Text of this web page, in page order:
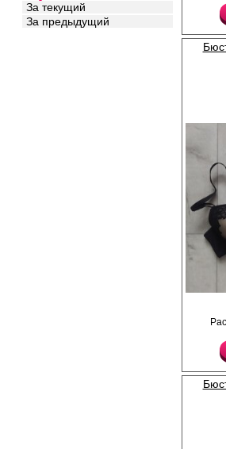
За текущий
За предыдущий
Тактель (хлопок) 55%
формованной
эффектом. Бретели